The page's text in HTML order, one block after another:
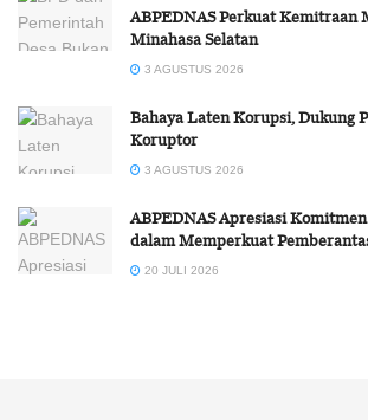
ABPEDNAS Perkuat Kemitraan
Minahasa Selatan
3 AGUSTUS 2026
Bahaya Laten Korupsi, Dukung
Koruptor
3 AGUSTUS 2026
ABPEDNAS Apresiasi
dalam Memperkuat
20 JULI 2026